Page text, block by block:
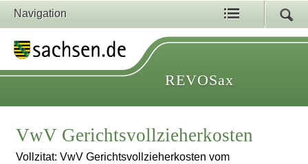
Navigation
REVOSax
VwV Gerichtsvollzieherkosten
Vollzitat: VwV Gerichtsvollzieherkosten vom